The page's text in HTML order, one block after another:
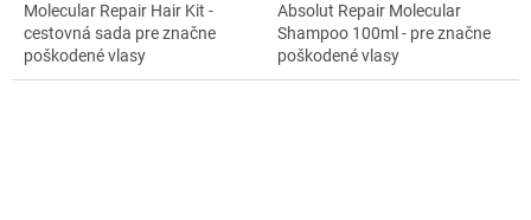
Molecular Repair Hair Kit -
cestovná sada pre značne
poškodené vlasy
Absolut Repair Molecular
Shampoo 100ml - pre značne
poškodené vlasy